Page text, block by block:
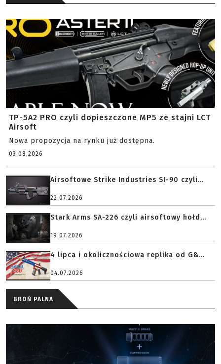
TP-5A2 PRO czyli dopieszczone MP5 ze stajni LCT
Airsoft
Nowa propozycja na rynku już dostępna.
03.08.2026
Airsoftowe Strike Industries SI-90 czyli...
22.07.2026
Stark Arms SA-226 czyli airsoftowy hołd...
19.07.2026
4 lipca i okolicznościowa replika od G&...
04.07.2026
BROŃ PALNA